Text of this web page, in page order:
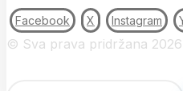
Facebook X Instagram
© Sva prava pridržana 2026